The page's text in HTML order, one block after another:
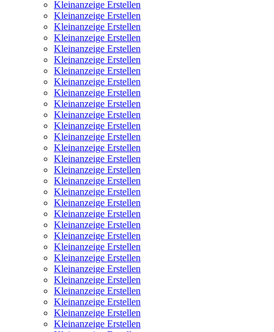
Kleinanzeige Erstellen
Kleinanzeige Erstellen
Kleinanzeige Erstellen
Kleinanzeige Erstellen
Kleinanzeige Erstellen
Kleinanzeige Erstellen
Kleinanzeige Erstellen
Kleinanzeige Erstellen
Kleinanzeige Erstellen
Kleinanzeige Erstellen
Kleinanzeige Erstellen
Kleinanzeige Erstellen
Kleinanzeige Erstellen
Kleinanzeige Erstellen
Kleinanzeige Erstellen
Kleinanzeige Erstellen
Kleinanzeige Erstellen
Kleinanzeige Erstellen
Kleinanzeige Erstellen
Kleinanzeige Erstellen
Kleinanzeige Erstellen
Kleinanzeige Erstellen
Kleinanzeige Erstellen
Kleinanzeige Erstellen
Kleinanzeige Erstellen
Kleinanzeige Erstellen
Kleinanzeige Erstellen
Kleinanzeige Erstellen
Kleinanzeige Erstellen
Kleinanzeige Erstellen